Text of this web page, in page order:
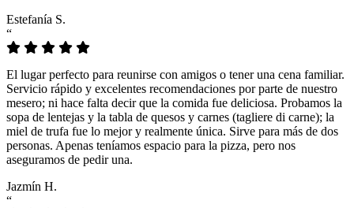
Estefanía S.
“
El lugar perfecto para reunirse con amigos o tener una cena familiar.
Servicio rápido y excelentes recomendaciones por parte de nuestro
mesero; ni hace falta decir que la comida fue deliciosa. Probamos la
sopa de lentejas y la tabla de quesos y carnes (tagliere di carne); la
miel de trufa fue lo mejor y realmente única. Sirve para más de dos
personas. Apenas teníamos espacio para la pizza, pero nos
aseguramos de pedir una.
Jazmín H.
“